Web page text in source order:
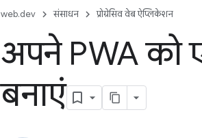
web.dev संसाधन प्रोग्रेसिव वेब ऐप्लिकेशन
अपने PWA को
बनाएं